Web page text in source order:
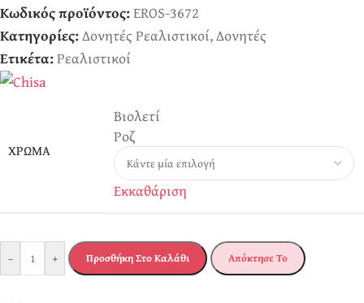
Κωδικός προϊόντος:EROS-3672
Κατηγορίες:Δονητές Ρεαλιστικοί,Δονητές
Ετικέτα:Ρεαλιστικοί
ΧΡΏΜΑ
Βιολετί
Ροζ
Εκκαθάριση
- + Προσθήκη Στο Καλάθι Απόκτησε Το